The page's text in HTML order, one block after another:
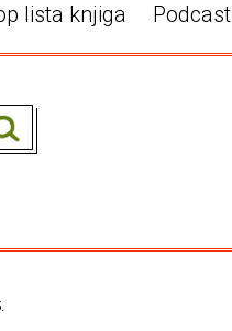
lista knjiga Podcast